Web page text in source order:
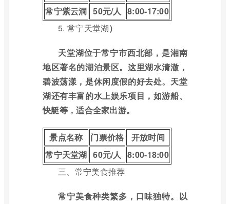
常宁紫云洞 50元/人 8:00-17:00
5. 常宁天堂湖）
天堂湖位于常宁市西北部，是湘南
地区著名的湖泊景区。这里湖水清澈，
碧波荡漾，是休闲度假的好去处。天堂
湖还有丰富的水上娱乐项目，如游船、
快艇等，适合全家出游。
景点名称 门票价格
开放时间
常宁天堂湖 60元/人 8:00-18:00
三、常宁美食推荐
常宁美食种类繁多，口味独特。以